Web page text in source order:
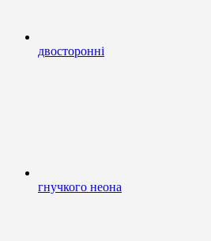
двосторонні
гнучкого неона